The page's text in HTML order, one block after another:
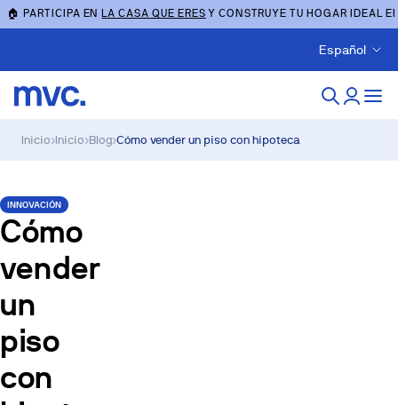
🏠 PARTICIPA ENLA CASA QUE ERES Y CONSTRUYE TU HOGAR IDEAL
Español
Inicio›Inicio›Blog›Cómo vender un piso con hipoteca
INNOVACIÓN
Cómo
vender
un
piso
con